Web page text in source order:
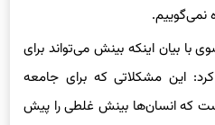
با بیان اینکه بینش می‌تواند برای
این مشکلاتی که برای جامعه
که انسان‌ها بینش غلطی را پیش
یک بینش صحیح و بدون انحراف